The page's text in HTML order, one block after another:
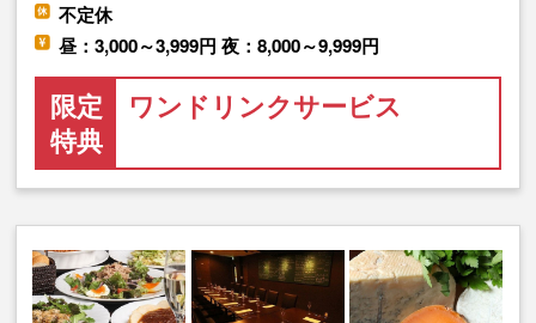
不定休
昼：3,000～3,999円 夜：8,000～9,999円
限定
特典
ワンドリンクサービス